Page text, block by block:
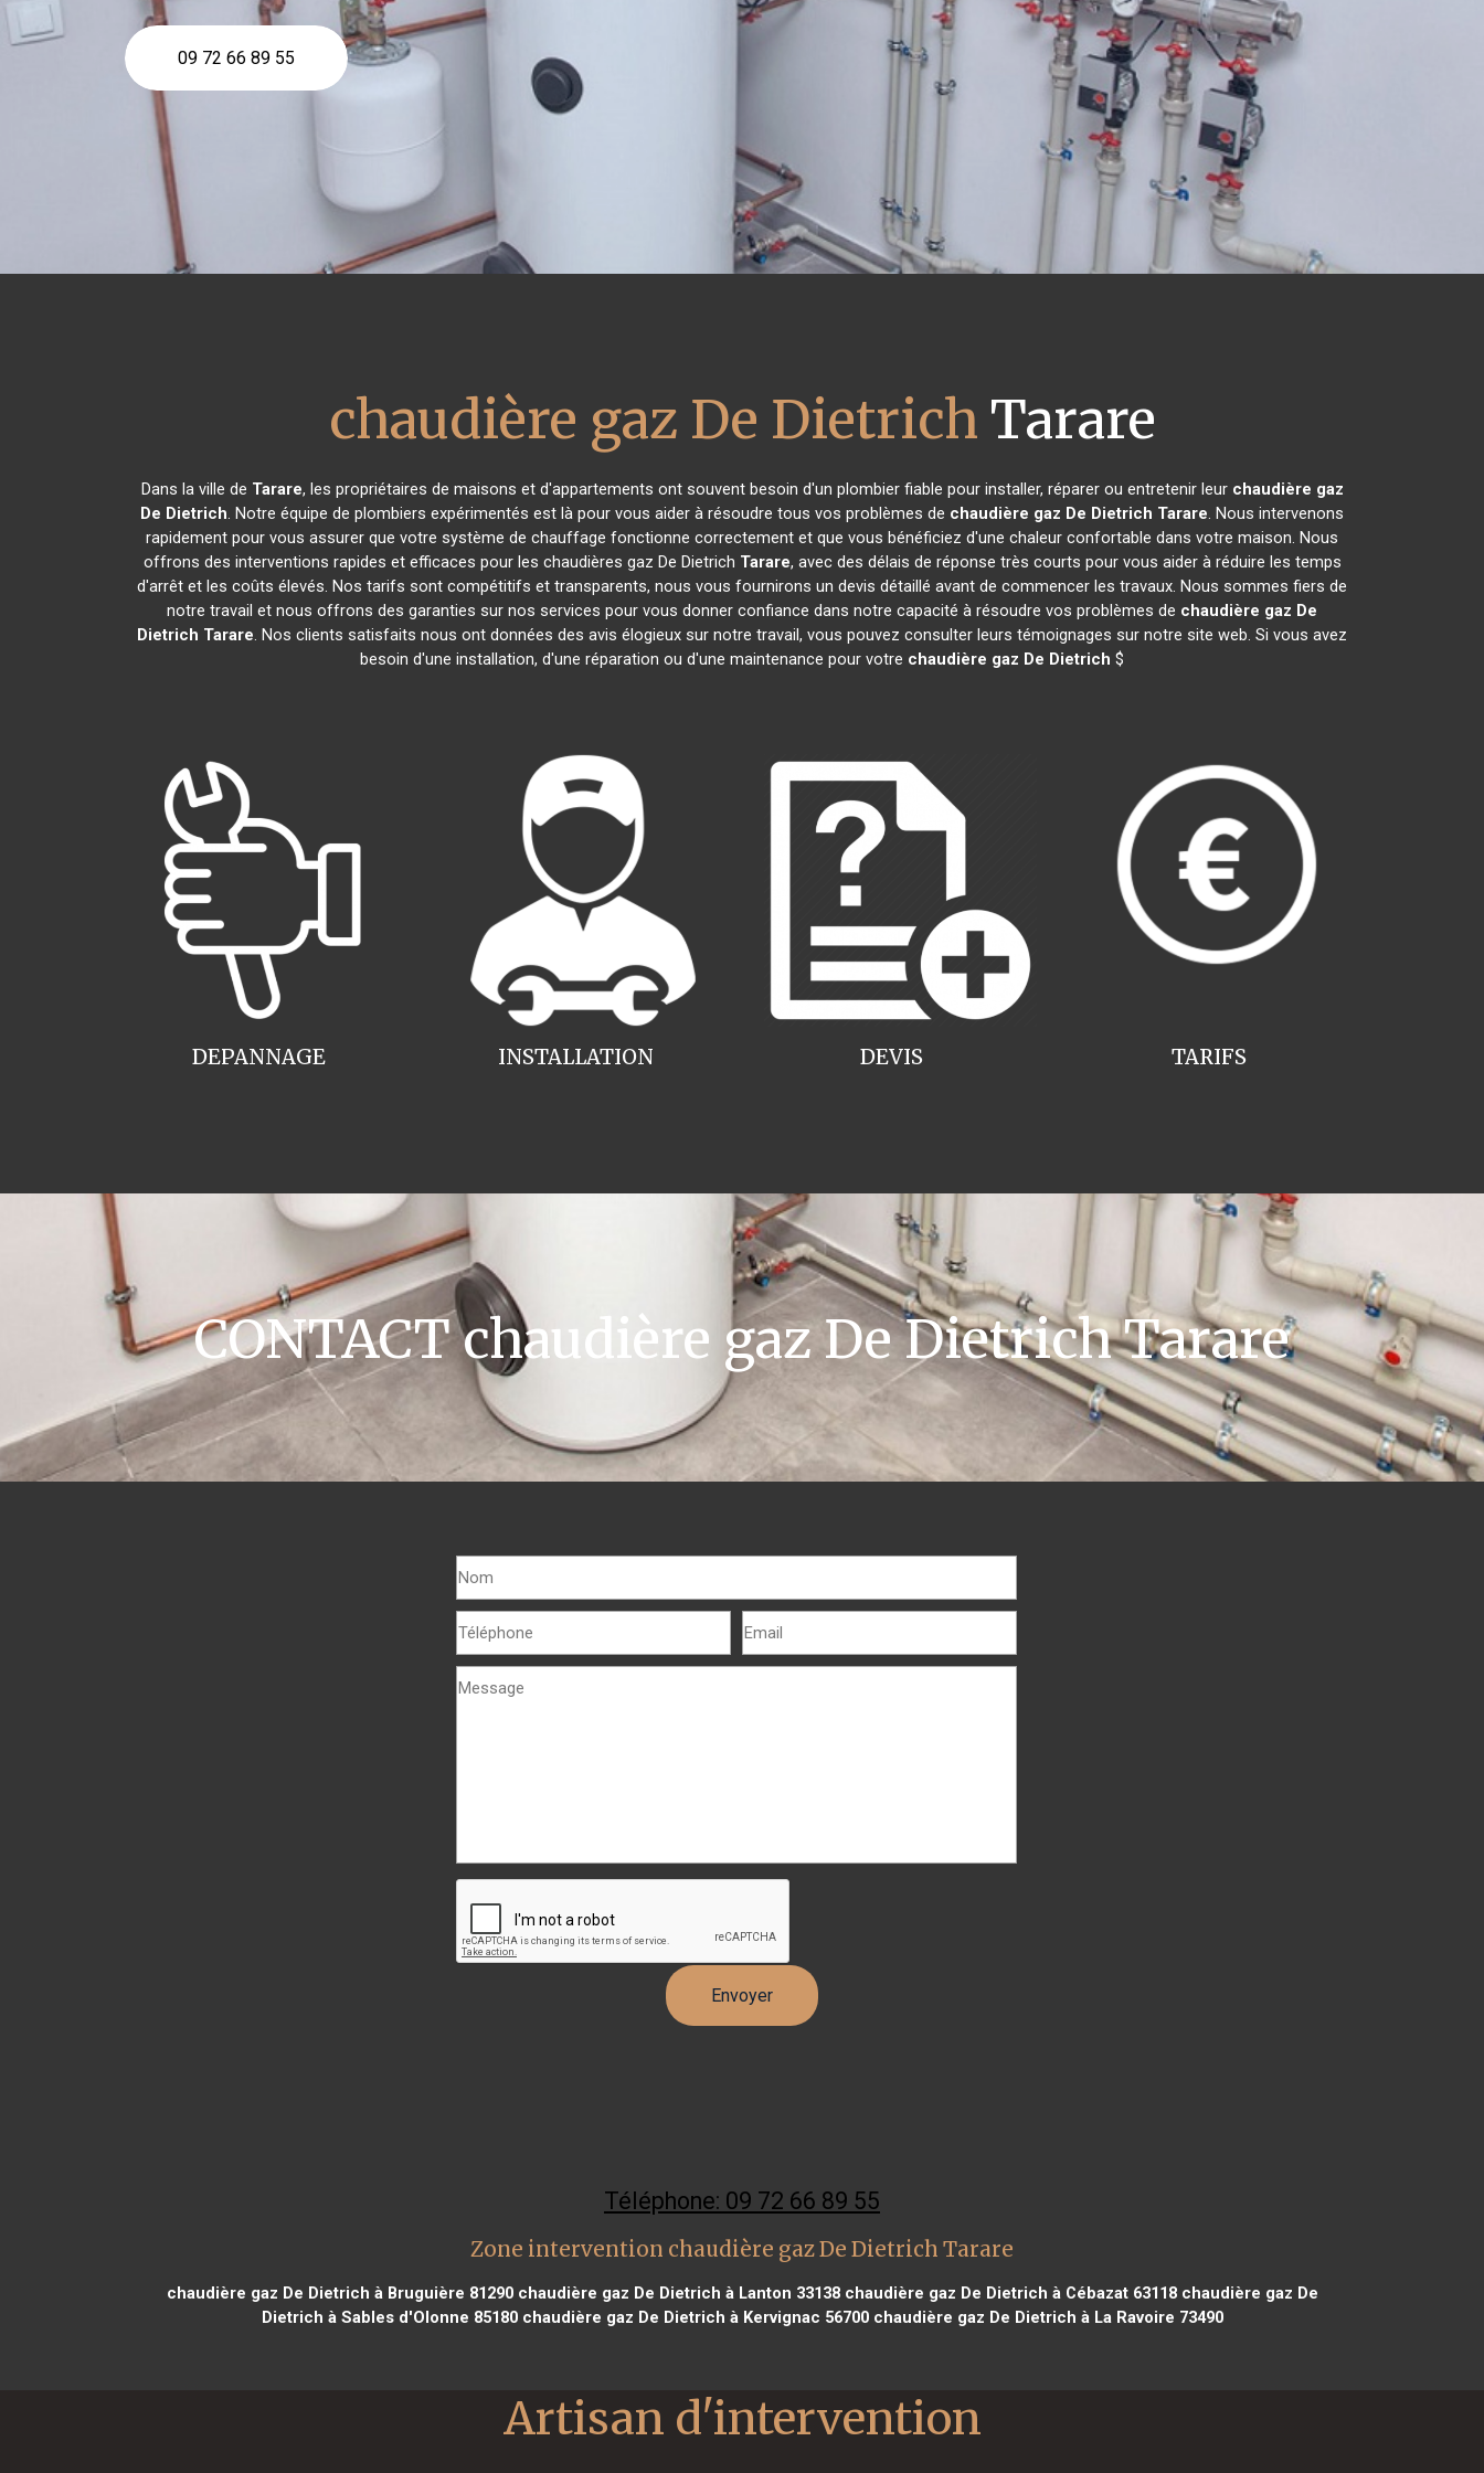
09 72 66 89 55
chaudière gaz De Dietrich Tarare
Dans la ville de Tarare, les propriétaires de maisons et d'appartements ont souvent besoin d'un plombier fiable pour installer, réparer ou entretenir leur chaudière gaz
De Dietrich. Notre équipe de plombiers expérimentés est là pour vous aider à résoudre tous vos problèmes de chaudière gaz De Dietrich Tarare. Nous intervenons
rapidement pour vous assurer que votre système de chauffage fonctionne correctement et que vous bénéficiez d'une chaleur confortable dans votre maison. Nous
offrons des interventions rapides et efficaces pour les chaudières gaz De Dietrich Tarare, avec des délais de réponse très courts pour vous aider à réduire les temps
d'arrêt et les coûts élevés. Nos tarifs sont compétitifs et transparents, nous vous fournirons un devis détaillé avant de commencer les travaux. Nous sommes fiers de
notre travail et nous offrons des garanties sur nos services pour vous donner confiance dans notre capacité à résoudre vos problèmes de chaudière gaz De
Dietrich Tarare. Nos clients satisfaits nous ont données des avis élogieux sur notre travail, vous pouvez consulter leurs témoignages sur notre site web. Si vous avez
besoin d'une installation, d'une réparation ou d'une maintenance pour votre chaudière gaz De Dietrich $
INSTALLATION
DEPANNAGE TARIFS
DEVIS
CONTACT chaudière gaz De Dietrich Tarare
Téléphone: 09 72 66 89 55
Zone intervention chaudière gaz De Dietrich Tarare
chaudière gaz De Dietrich à Bruguière 81290chaudière gaz De Dietrich à Lanton 33138chaudière gaz De Dietrich à Cébazat 63118chaudière gaz De
Dietrich à Sables d'Olonne 85180chaudière gaz De Dietrich à Kervignac 56700chaudière gaz De Dietrich à La Ravoire 73490
Artisan d'intervention